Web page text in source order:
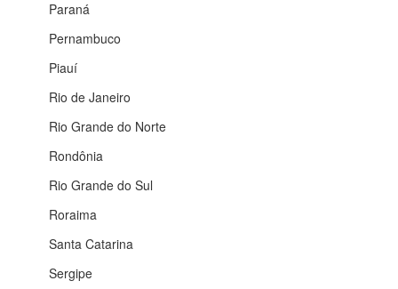
Paraná
Pernambuco
Piauí
Rio de Janeiro
Rio Grande do Norte
Rondônia
Rio Grande do Sul
Roraima
Santa Catarina
Sergipe